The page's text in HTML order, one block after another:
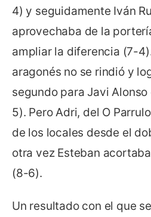
4) y seguidamente Iván
aprovechaba de la
ampliar la diferencia (7-
aragonés no se rindió y
segundo para Javi
5). Pero Adri, del O
de los locales desde el
otra vez Esteban
(8-6).
Un resultado con el que